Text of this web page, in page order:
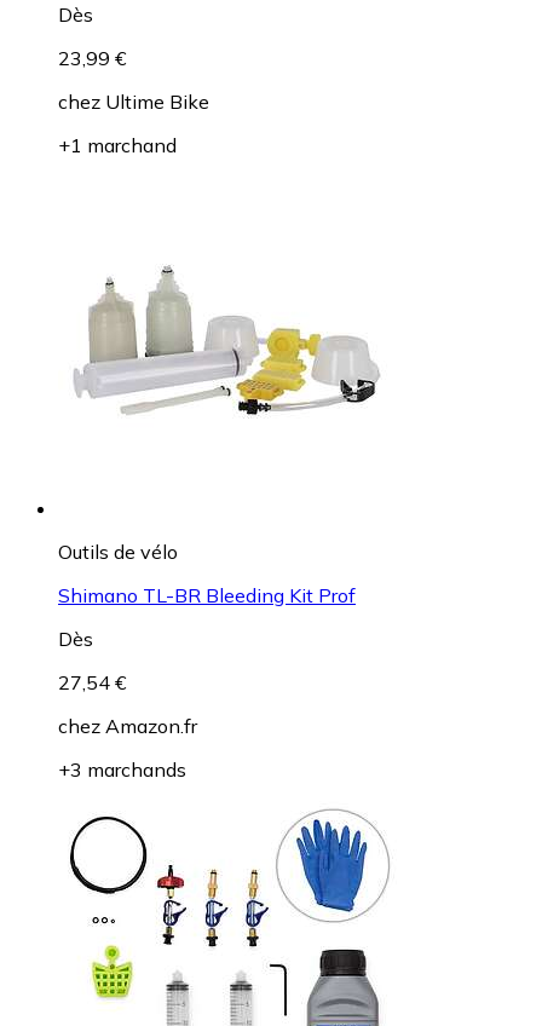
Dès
23,99 €
chez Ultime Bike
+1 marchand
Outils de vélo
Shimano TL-BR Bleeding Kit Prof
Dès
27,54 €
chez Amazon.fr
+3 marchands